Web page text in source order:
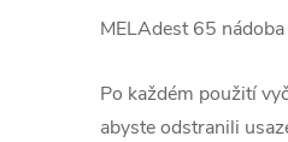
MELAdest 65
Po každém použití
abyste odstranili